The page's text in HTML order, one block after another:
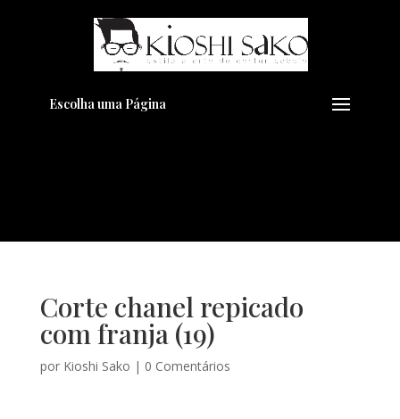
Escolha uma Página
Corte chanel repicado
com franja (19)
por Kioshi Sako | 0 Comentários
Pensando em transformar seu
Visual??